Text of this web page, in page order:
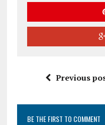
Previous
BE THE FIRST TO COMMENT